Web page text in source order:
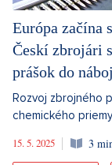
Európa začína
Českí zbrojári
prášok do
Rozvoj zbrojného
chemického
15. 5. 2025
3